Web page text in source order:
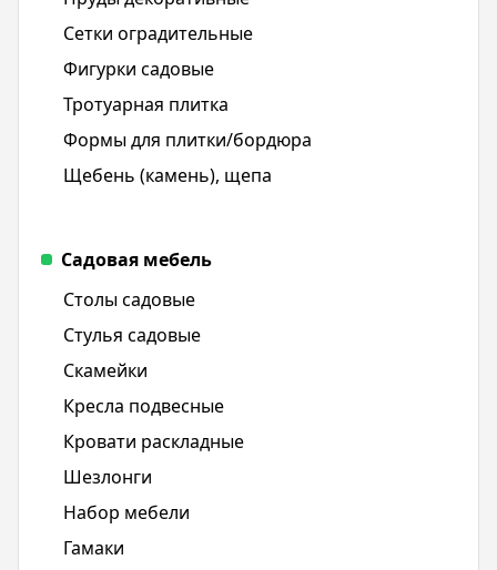
Сетки оградительные
Фигурки садовые
Тротуарная плитка
Формы для плитки/бордюра
Щебень (камень), щепа
Садовая мебель
Столы садовые
Стулья садовые
Скамейки
Кресла подвесные
Кровати раскладные
Шезлонги
Набор мебели
Гамаки